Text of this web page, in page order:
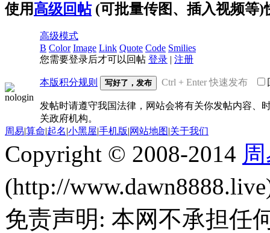
使用高级回帖(可批量传图、插入视频等)
高级模式
B Color Image Link Quote Code Smilies
您需要登录后才可以回帖 登录 | 注册
本版积分规则 写好了，发布 Ctrl + Enter 快速发布
发帖时请遵守我国法律，网站会将有关你发帖内容、
关政府机构。
周易|算命|起名|小黑屋|手机版|网站地图|关于我们
Copyright © 2008-2014
(http://
免责声明: 本网不承担任